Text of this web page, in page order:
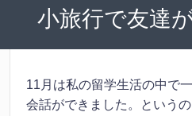
小旅行で友達
11月は私の留学生活の中で
会話ができました。という